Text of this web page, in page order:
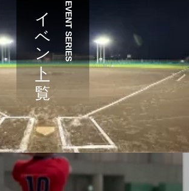
EVENT SERIES
イベント一覧